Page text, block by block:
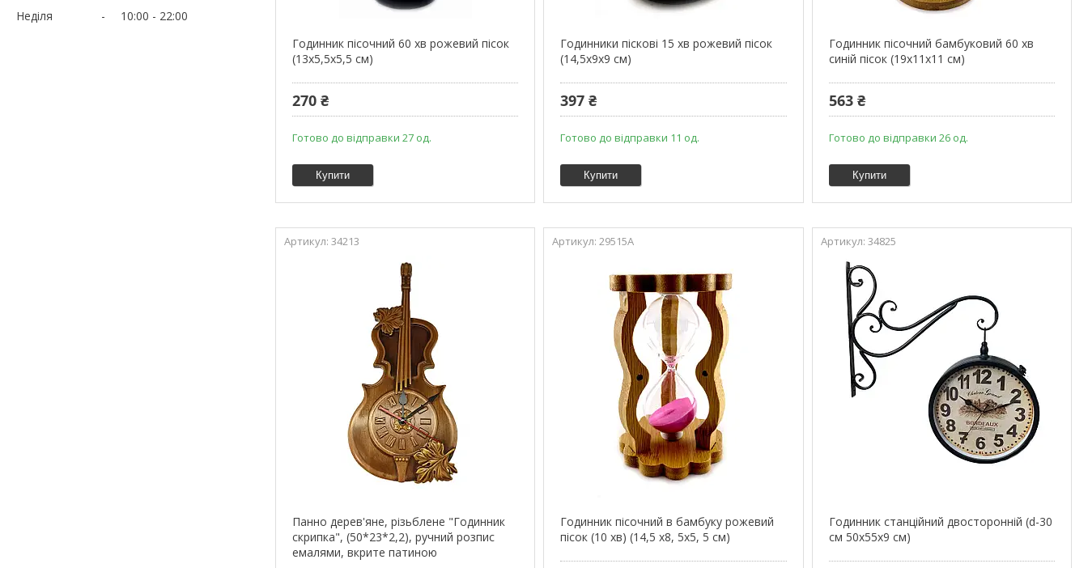
Неділя
10:00 22:00
Годинник пісочний 60 хв рожевий пісок
(13х5,5х5,5 см)
270 ₴
Готово до відправки 27 од.
Купити
Годинники піскові 15 хв рожевий пісок
(14,5х9х9 см)
397 ₴
Готово до відправки 11 од.
Купити
Годинник пісочний бамбуковий 60 хв
синій пісок (19х11х11 см)
563 ₴
Готово до відправки 26 од.
Купити
34213
Панно дерев'яне, різьблене "Годинник
скрипка", (50*23*2,2), ручний розпис
емалями, вкрите патиною
29515A
Годинник пісочний в бамбуку рожевий
пісок (10 хв) (14,5 х8, 5х5, 5 см)
34825
Годинник станційний двосторонній (d-30
см 50х55х9 см)